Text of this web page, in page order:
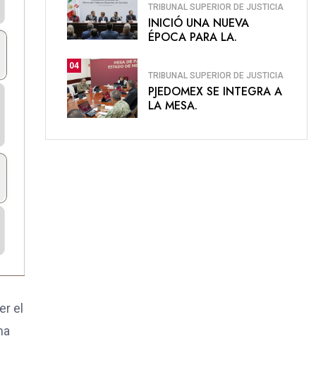
el
TRIBUNAL SUPERIOR DE JUSTICIA
INICIÓ UNA NUEVA
ÉPOCA PARA LA.
04
TRIBUNAL SUPERIOR DE JUSTICIA
PJEDOMEX SE INTEGRA A
LA MESA.